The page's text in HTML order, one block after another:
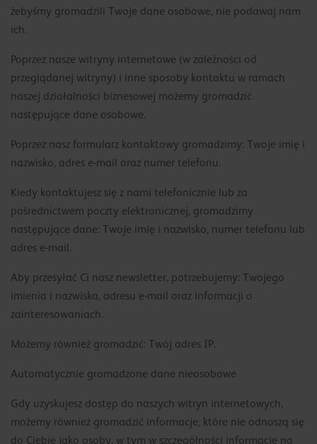
żebyśmy gromadzili Twoje dane osobowe, nie podawaj nam
ich.
Poprzez nasze witryny internetowe (w zależności od
przeglądanej witryny) i inne sposoby kontaktu w ramach
naszej działalności biznesowej możemy gromadzić
następujące dane osobowe.
Poprzez nasz formularz kontaktowy gromadzimy: Twoje imię i
nazwisko, adres e-mail oraz numer telefonu.
Kiedy kontaktujesz się z nami telefonicznie lub za
pośrednictwem poczty elektronicznej, gromadzimy
następujące dane: Twoje imię i nazwisko, numer telefonu lub
adres e-mail.
Aby przesyłać Ci nasz newsletter, potrzebujemy: Twojego
imienia i nazwiska, adresu e-mail oraz informacji o
zainteresowaniach.
Możemy również gromadzić: Twój adres IP.
Automatycznie gromadzone dane nieosobowe
Gdy uzyskujesz dostęp do naszych witryn internetowych,
możemy również gromadzić informacje, które nie odnoszą się
do Ciebie jako osoby, w tym w szczególności informacje na